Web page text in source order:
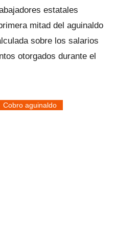
estatales
mitad del aguinaldo
sobre los salarios
otorgados durante el
Cobro aguinaldo